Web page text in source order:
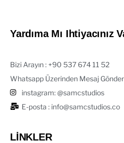
Yardıma Mı Ihtiyacınız
Bizi Arayın : ‪+90 537 674 11 52‬
Whatsapp Üzerinden Mesaj
instagram: @samcstudios
E-posta : info@samcstudios.co
LİNKLER